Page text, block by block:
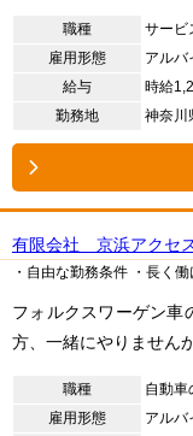
職種
サービ
雇用形態
アルバ
給与
時給
勤務地
神奈川
有限会社 京浜アクセ
・自由な勤務条件 ・長く
フォルクスワーゲン車
方、一緒にやりません
職種
自動車
雇用形態
アルバ